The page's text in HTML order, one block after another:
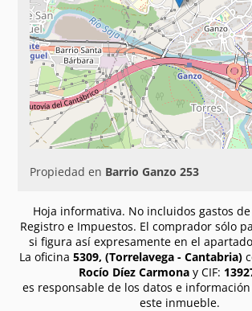
Propiedad en Barrio Ganzo 253
Hoja informativa. No incluidos gastos
Registro e Impuestos. El comprador sólo
si figura así expresamente en el
La oficina 5309, (Torrelavega - Cantabria)
Rocío Díez Carmonay CIF:
es responsable de los datos e
este inmueble.